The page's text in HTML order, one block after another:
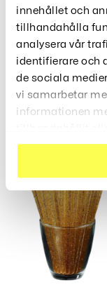
innehållet och
tillhandahålla
analysera vår
identifierare och
de sociala
vi samarbetar
informationen
använt deras
Fatölssystem Mini
Justerbar Ölkran
2,199Kr– 3,999 Kr